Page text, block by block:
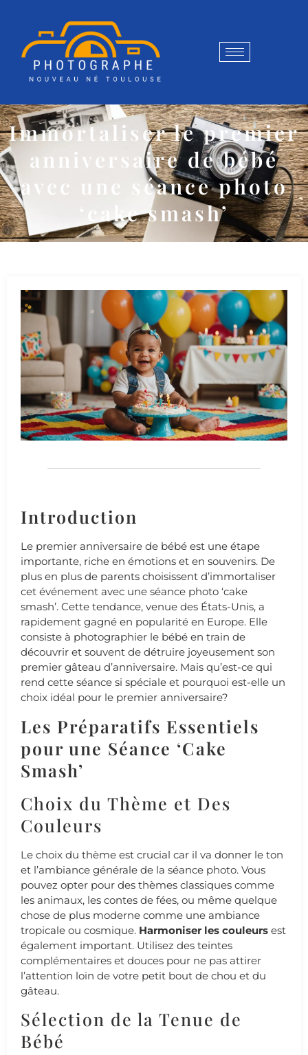
Immortaliser le premier
anniversaire de bébé
avec une séance photo
‘cake smash’
Introduction
Le premier anniversaire de bébé est une étape
importante, riche en émotions et en souvenirs. De
plus en plus de parents choisissent d’immortaliser
cet événement avec une séance photo ‘cake
smash’. Cette tendance, venue des États-Unis, a
rapidement gagné en popularité en Europe. Elle
consiste à photographier le bébé en train de
découvrir et souvent de détruire joyeusement son
premier gâteau d’anniversaire. Mais qu’est-ce qui
rend cette séance si spéciale et pourquoi est-elle un
choix idéal pour le premier anniversaire?
Les Préparatifs Essentiels
pour une Séance ‘Cake
Smash’
Choix du Thème et Des
Couleurs
Le choix du thème est crucial car il va donner le ton
et l’ambiance générale de la séance photo. Vous
pouvez opter pour des thèmes classiques comme
les animaux, les contes de fées, ou même quelque
chose de plus moderne comme une ambiance
tropicale ou cosmique. Harmoniser les couleurs est
également important. Utilisez des teintes
complémentaires et douces pour ne pas attirer
l’attention loin de votre petit bout de chou et du
gâteau.
Sélection de la Tenue de
Bébé